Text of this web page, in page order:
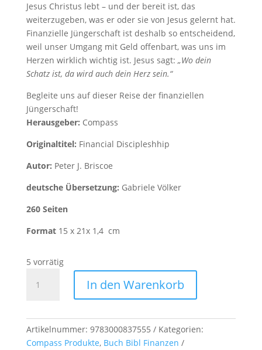
Jesus Christus lebt – und der bereit ist, das
weiterzugeben, was er oder sie von Jesus gelernt hat.
Finanzielle Jüngerschaft ist deshalb so entscheidend,
weil unser Umgang mit Geld offenbart, was uns im
Herzen wirklich wichtig ist. Jesus sagt: „Wo dein
Schatz ist, da wird auch dein Herz sein.“
Begleite uns auf dieser Reise der finanziellen
Jüngerschaft!
Herausgeber: Compass
Originaltitel: Financial Discipleshhip
Autor: Peter J. Briscoe
deutsche Übersetzung: Gabriele Völker
260 Seiten
Format15 x 21x 1,4 cm
5 vorrätig
Jüngerschaft
Menge
In den Warenkorb
Artikelnummer: 9783000837555
Kategorien:
Compass Produkte, Buch Bibl Finanzen